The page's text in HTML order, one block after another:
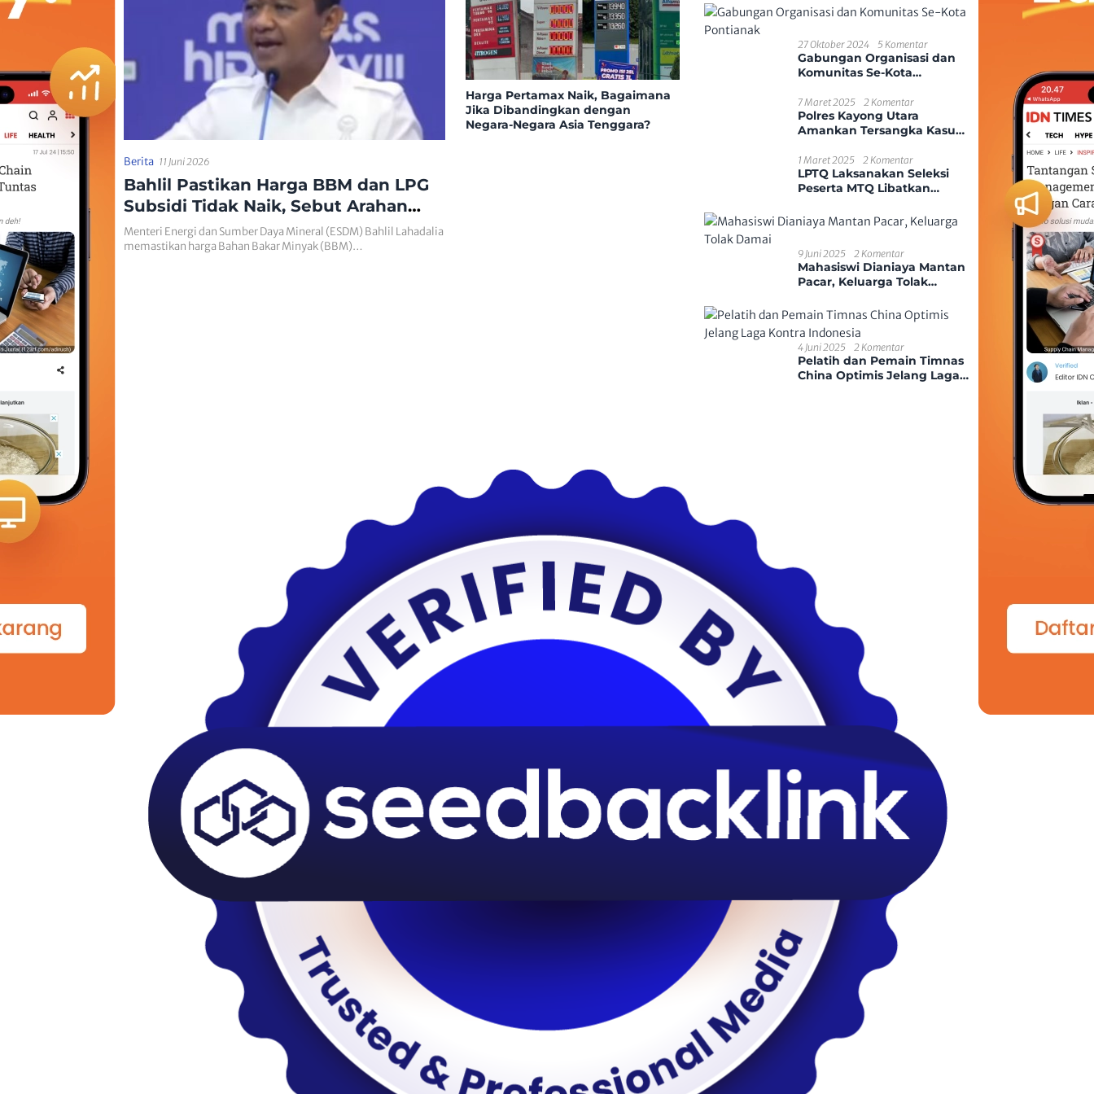
Berita 11 Juni 2026
Bahlil Pastikan Harga BBM dan LPG
Subsidi Tidak Naik, Sebut Arahan
Langsung Presiden Prabowo
Menteri Energi dan Sumber Daya Mineral (ESDM) Bahlil Lahadalia
memastikan harga Bahan Bakar Minyak (BBM)…
Harga Pertamax Naik, Bagaimana
Jika Dibandingkan dengan
Negara-Negara Asia Tenggara?
27 Oktober 2024 5 Komentar
Gabungan Organisasi dan
Komunitas Se-Kota
7 Maret 2025 2 Komentar
Polres Kayong Utara
Amankan Tersangka Kasus
1 Maret 2025 2 Komentar
LPTQ Laksanakan Seleksi
Peserta MTQ Libatkan
Kecamatan Sungai
Ambawang
9 Juni 2025 2 Komentar
Mahasiswi Dianiaya Mantan
Pacar, Keluarga Tolak
4 Juni 2025 2 Komentar
Pelatih dan Pemain Timnas
China Optimis Jelang Laga